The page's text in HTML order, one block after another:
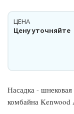
Цену уточняйте
ЦЕНА
Насадка -
комбайна Kenwood